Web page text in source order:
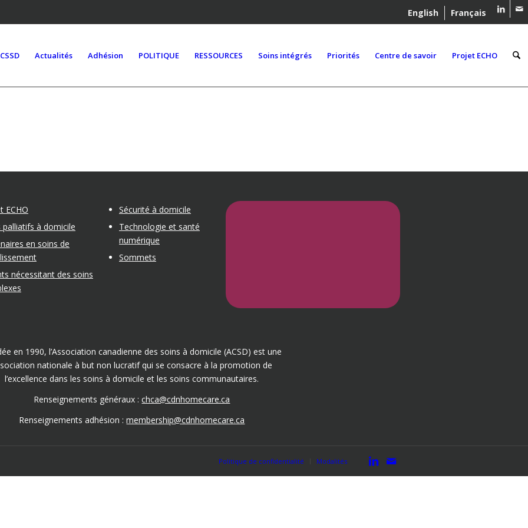
English Français
Actualités Adhésion POLITIQUE RESSOURCES Soins intégrés Priorités Centre de savoir Projet ECHO
ECHO
palliatifs à domicile
en soins de
nécessitant des soins
Sécurité à domicile
Technologie et santé
numérique
Sommets
en 1990, l’Association canadienne des soins à domicile (ACSD) est une
nationale à but non lucratif qui se consacre à la promotion de
l’excellence dans les soins à domicile et les soins communautaires.
Renseignements généraux :chca@cdnhomecare.ca
Renseignements adhésion :membership@cdnhomecare.ca
Politique de confidentialité Modalités